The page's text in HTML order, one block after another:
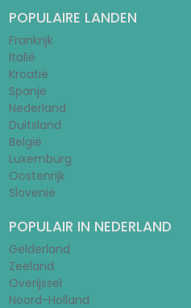
POPULAIRE LANDEN
Frankrijk
Italië
Kroatië
Spanje
Nederland
Duitsland
België
Luxemburg
Oostenrijk
Slovenië
POPULAIR IN NEDERLAND
Gelderland
Zeeland
Overijssel
Noord-Holland